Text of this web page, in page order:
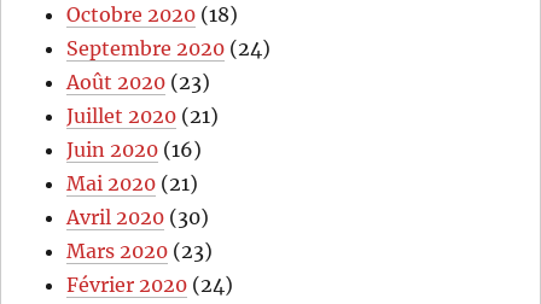
Octobre 2020 (18)
Septembre 2020 (24)
Août 2020 (23)
Juillet 2020 (21)
Juin 2020 (16)
Mai 2020 (21)
Avril 2020 (30)
Mars 2020 (23)
Février 2020 (24)